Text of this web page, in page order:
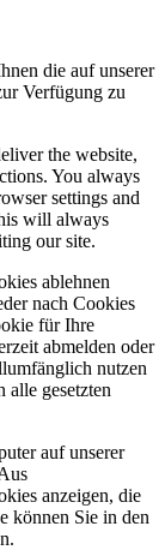
die auf unserer
Verfügung zu
the website,
You always
settings and
will always
our site.
ablehnen
nach Cookies
für Ihre
abmelden oder
nutzen
alle gesetzten
auf unserer
anzeigen, die
können Sie in den